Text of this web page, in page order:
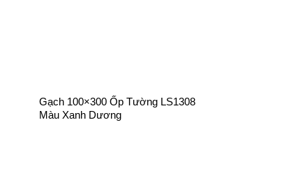
Gạch 100×300 Ốp Tường LS1308
Màu Xanh Dương